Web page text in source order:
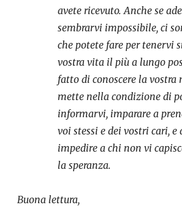
avete ricevuto. Anche se
sembrarvi impossibile, ci
che potete fare per tenervi
vostra vita il più a lungo
fatto di conoscere la
mette nella condizione di
informarvi, imparare a
voi stessi e dei vostri cari, e
impedire a chi non vi
la speranza.
Buona lettura,